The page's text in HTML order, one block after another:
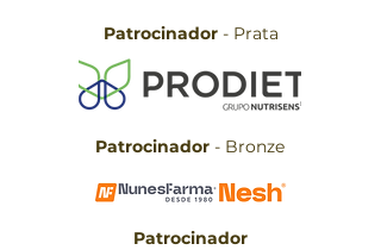
Patrocinador- Prata
Patrocinador - Bronze
Patrocinador